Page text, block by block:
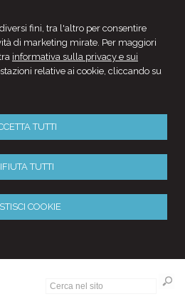
fini, tra l'altro per consentire
di marketing mirate. Per maggiori
informativa sulla privacy e sui
relative ai cookie, cliccando su
TUTTI
TUTTI
COOKIE